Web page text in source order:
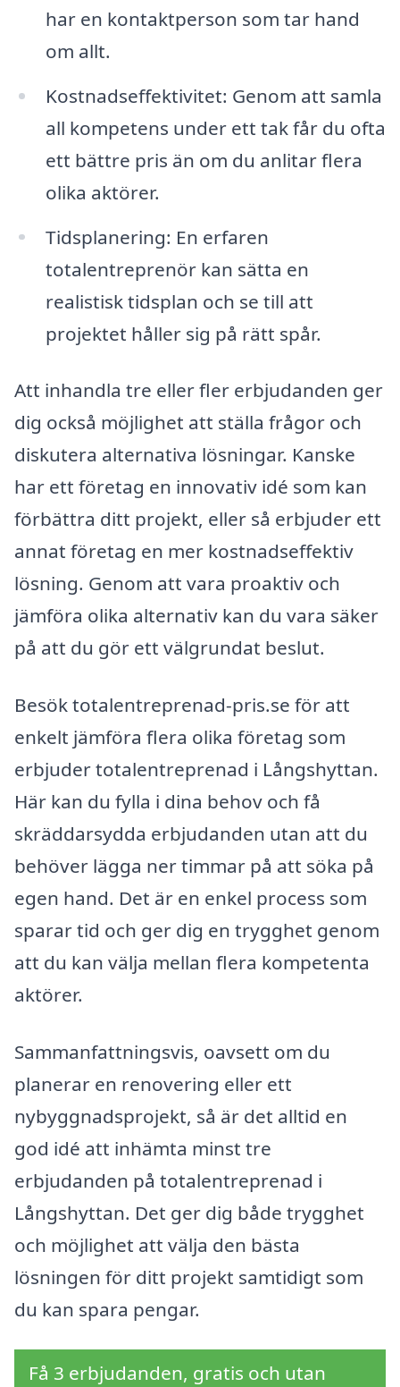
har en kontaktperson som tar hand
om allt.
Kostnadseffektivitet: Genom att samla
all kompetens under ett tak får du ofta
ett bättre pris än om du anlitar flera
olika aktörer.
Tidsplanering: En erfaren
totalentreprenör kan sätta en
realistisk tidsplan och se till att
projektet håller sig på rätt spår.
Att inhandla tre eller fler erbjudanden ger
dig också möjlighet att ställa frågor och
diskutera alternativa lösningar. Kanske
har ett företag en innovativ idé som kan
förbättra ditt projekt, eller så erbjuder ett
annat företag en mer kostnadseffektiv
lösning. Genom att vara proaktiv och
jämföra olika alternativ kan du vara säker
på att du gör ett välgrundat beslut.
Besök totalentreprenad-pris.se för att
enkelt jämföra flera olika företag som
erbjuder totalentreprenad i Långshyttan.
Här kan du fylla i dina behov och få
skräddarsydda erbjudanden utan att du
behöver lägga ner timmar på att söka på
egen hand. Det är en enkel process som
sparar tid och ger dig en trygghet genom
att du kan välja mellan flera kompetenta
aktörer.
Sammanfattningsvis, oavsett om du
planerar en renovering eller ett
nybyggnadsprojekt, så är det alltid en
god idé att inhämta minst tre
erbjudanden på totalentreprenad i
Långshyttan. Det ger dig både trygghet
och möjlighet att välja den bästa
lösningen för ditt projekt samtidigt som
du kan spara pengar.
Få 3 erbjudanden, gratis och utan